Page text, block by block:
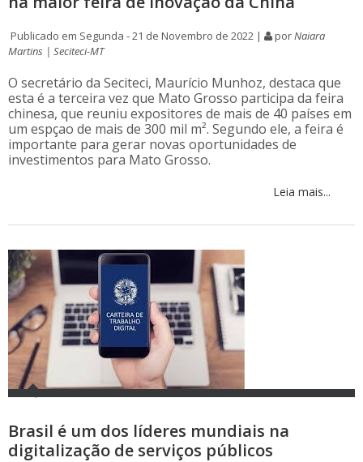
Publicado em Segunda - 21 de Novembro de 2022 | porNaiara
Martins | Seciteci-MT
O secretário da Seciteci, Maurício Munhoz, destaca que
esta é a terceira vez que Mato Grosso participa da feira
chinesa, que reuniu expositores de mais de 40 países em
um espçao de mais de 300 mil m². Segundo ele, a feira é
importante para gerar novas oportunidades de
investimentos para Mato Grosso.
Leia mais...
Brasil é um dos líderes mundiais na
digitalização de serviços públicos